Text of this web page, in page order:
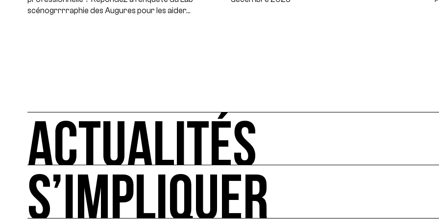
scénogrrrraphie des Augures pour les aider…
ACTUALITÉS
ACTUALITÉS
L'actualité française et internationale des rendez-vous de l'art et de l'écologie : manifestations, appels à
S’IMPLIQUER